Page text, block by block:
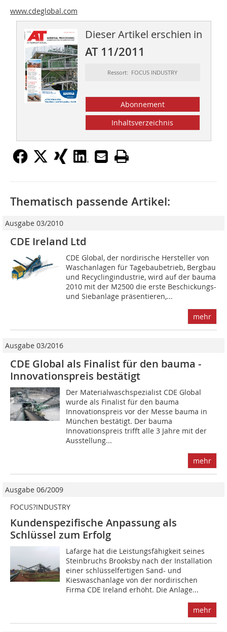
www.cdeglobal.com
Dieser Artikel erschien in
AT 11/2011
Ressort: FOCUS INDUSTRY
Abonnement
Inhaltsverzeichnis
Thematisch passende Artikel:
Ausgabe 03/2010
CDE Ireland Ltd
CDE Global, der nordirische Hersteller von
Waschanlagen für Tagebaubetrieb, Bergbau
und Recyclingindustrie, wird auf der bauma
2010 mit der M2500 die erste Beschickungs-
und Siebanlage präsentieren,...
mehr
Ausgabe 03/2016
CDE Global als Finalist für den bauma ­
Innovationspreis bestätigt
Der Materialwaschspezialist CDE Global
wurde als Finalist für den bauma
Innovationspreis vor der Messe bauma in
München bestätigt. Der bauma
Innovationspreis trifft alle 3 Jahre mit der
Ausstellung...
mehr
Ausgabe 06/2009
FOCUS?INDUSTRY
Kundenspezifische Anpassung als
Schlüssel zum Erfolg
Lafarge hat die Leistungsfähigkeit seines
Steinbruchs Brooksby nach der Installation
einer schlüsselfertigen Sand- und
Kieswaschanlage von der nordirischen
Firma CDE Ireland erhöht. Die Anlage...
mehr